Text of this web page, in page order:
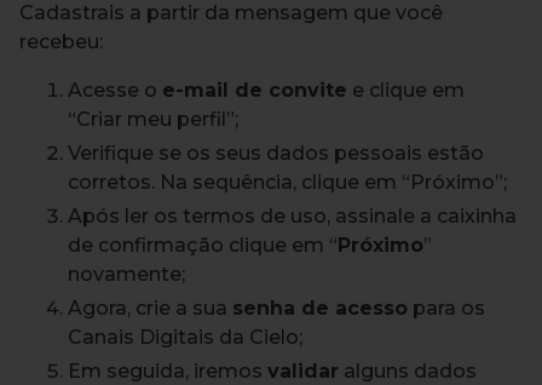
Cadastrais a partir da mensagem que você
recebeu:
Acesse o e-mail de convite e clique em
“Criar meu perfil”;
Verifique se os seus dados pessoais estão
corretos. Na sequência, clique em “Próximo”;
Após ler os termos de uso, assinale a caixinha
de confirmação clique em “ Próximo”
novamente;
Agora, crie a sua senha de acesso para os
Canais Digitais da Cielo;
Em seguida, iremos validar alguns dados